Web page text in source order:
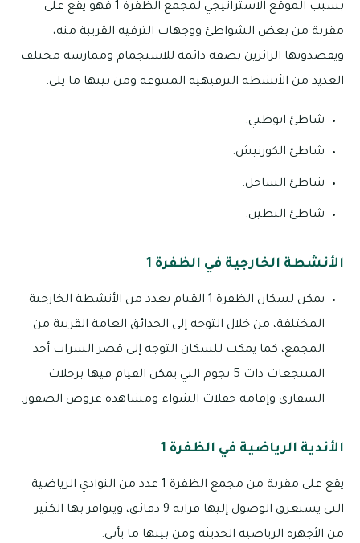
بسبب الموقع الاستراتيجي لمجمع الظفرة 1 فهو يقع على
مقربة من بعض الشواطئ ووجهات الترفيه القريبة منه،
ويقصدونها الزائرين بصفة دائمة للاستجمام وممارسة مختلف
العديد من الأنشطة الترفيهية المتنوعة ومن بينها ما يلي:
شاطئ ابوظبي.
شاطئ الكورنيش.
شاطئ الساحل.
شاطئ البطين.
الأنشطة الخارجية في الظفرة 1
يمكن لسكان الظفرة 1 القيام بعدد من الأنشطة الخارجية
المختلفة، من خلال التوجه إلى الحدائق العامة القريبة من
المجمع، كما يمكت للسكان التوجه إلى قصر السراب أحد
المنتجعات ذات 5 نجوم التي يمكن القيام فيها برحلات
السفاري وإقامة حفلات الشواء ومشاهدة عروض الصقور.
الأندية الرياضية في الظفرة 1
يقع على مقربة من مجمع الظفرة 1 عدد من النوادي الرياضية
التي يستغرق الوصول إليها قرابة 9 دقائق، ويتوافر بها الكثير
من الأجهزة الرياضية الحديثة ومن بينها ما يأتي: